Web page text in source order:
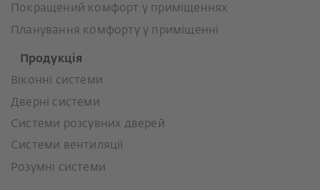
Покращений комфорт у приміщеннях
Планування комфорту у приміщенні
Продукція
Віконні системи
Дверні системи
Системи розсувних дверей
Системи вентиляції
Розумні системи